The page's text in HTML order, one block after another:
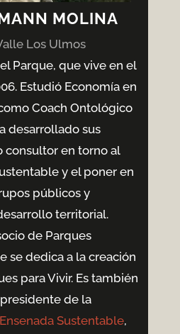
MOLINA
Los Ulmos
Parque, que vive en el
Estudió Economía en
Coach Ontológico
desarrollado sus
consultor en torno al
y el poner en
públicos y
territorial.
de Parques
se dedica a la creación
para Vivir. Es también
de la
Sustentable,